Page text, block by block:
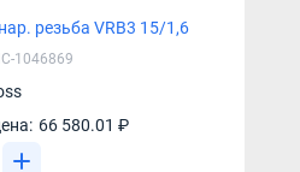
резьба VRB3 15/1,6
1046869
66 580.01 ₽